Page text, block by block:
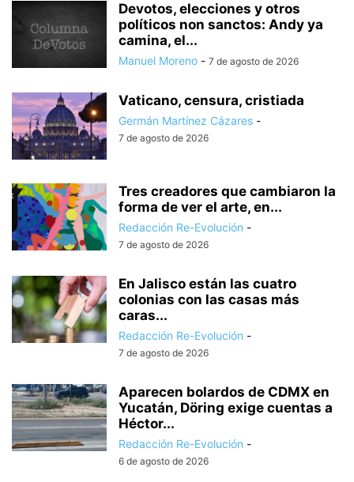
Devotos, elecciones y otros
políticos non sanctos: Andy ya
camina, el...
Manuel Moreno - 7 de agosto de 2026
Vaticano, censura, cristiada
Germán Martínez Cázares -
7 de agosto de 2026
Tres creadores que cambiaron la
forma de ver el arte, en...
Redacción Re-Evolución -
7 de agosto de 2026
En Jalisco están las cuatro
colonias con las casas más
caras...
Redacción Re-Evolución -
7 de agosto de 2026
Aparecen bolardos de CDMX en
Yucatán, Döring exige cuentas a
Héctor...
Redacción Re-Evolución -
6 de agosto de 2026